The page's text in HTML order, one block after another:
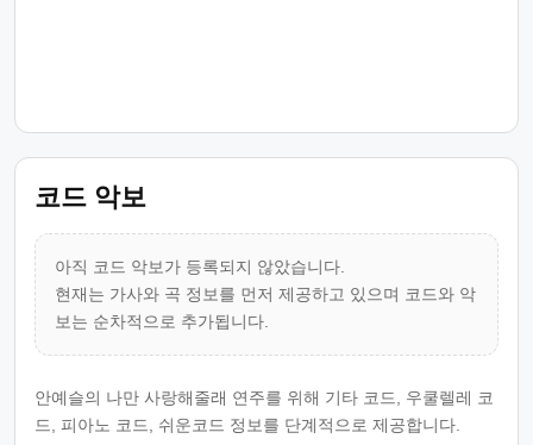
코드 악보
아직 코드 악보가 등록되지 않았습니다.
현재는 가사와 곡 정보를 먼저 제공하고 있으며 코드와 악
보는 순차적으로 추가됩니다.
안예슬의 나만 사랑해줄래 연주를 위해 기타 코드, 우쿨렐레 코
드, 피아노 코드, 쉬운코드 정보를 단계적으로 제공합니다.